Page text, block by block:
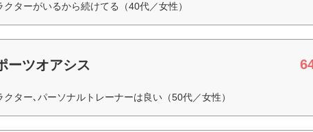
ターがいるから続けてる（40代／女性）
ーツオアシス
ター､パーソナルトレーナーは良い（50代／女性）